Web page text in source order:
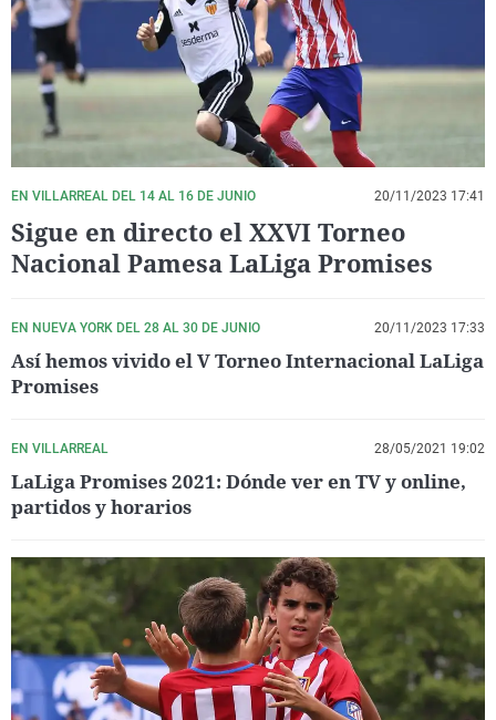
La rosa de los vientos
Gente viajera
Como el perro y el
Caso
Retornados
Equipo de
Operación Viuda
Extremadura
Galicia
La Rioja
Navarra
País Vasco
Virales
Televisión
Elecciones
EN VILLARREAL DEL 14 AL 16 DE JUNIO 20/11/2023 17:41
Sigue en directo el XXVI Torneo
Nacional Pamesa LaLiga Promises
EN NUEVA YORK DEL 28 AL 30 DE JUNIO 20/11/2023 17:33
Así hemos vivido el V Torneo Internacional LaLiga
Promises
EN VILLARREAL 28/05/2021 19:02
LaLiga Promises 2021: Dónde ver en TV y online,
partidos y horarios